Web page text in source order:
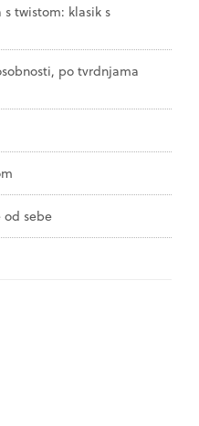
s twistom: klasik s
po tvrdnjama
sebe